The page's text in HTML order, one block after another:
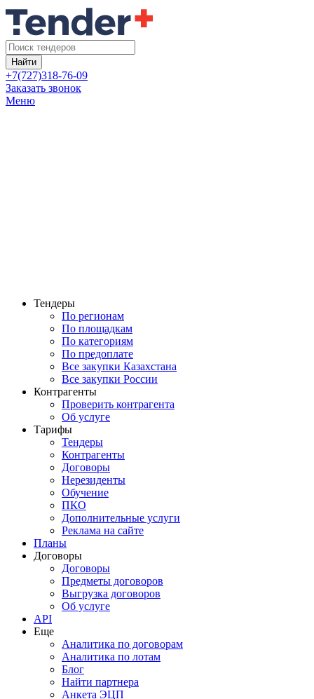
Найти
+7(727)318-76-09
Заказать звонок
Меню
Тендеры
По регионам
По площадкам
По категориям
По предоплате
Все закупки Казахстана
Все закупки России
Контрагенты
Проверить контрагента
Об услуге
Тарифы
Тендеры
Контрагенты
Договоры
Нерезиденты
Обучение
ПКО
Дополнительные услуги
Реклама на сайте
Планы
Договоры
Договоры
Предметы договоров
Выгрузка договоров
Об услуге
API
Еще
Аналитика по договорам
Аналитика по лотам
Блог
Найти партнера
Анкета ЭЦП